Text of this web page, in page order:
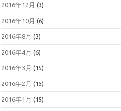
2016年12月 (3)
2016年10月 (6)
2016年8月 (3)
2016年4月 (6)
2016年3月 (15)
2016年2月 (15)
2016年1月 (15)